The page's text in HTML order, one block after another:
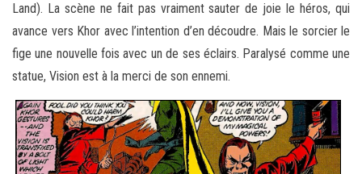
Land). La scène ne fait pas vraiment sauter de joie le héros, qui
avance vers Khor avec l’intention d’en découdre. Mais le sorcier le
fige une nouvelle fois avec un de ses éclairs. Paralysé comme une
statue, Vision est à la merci de son ennemi.